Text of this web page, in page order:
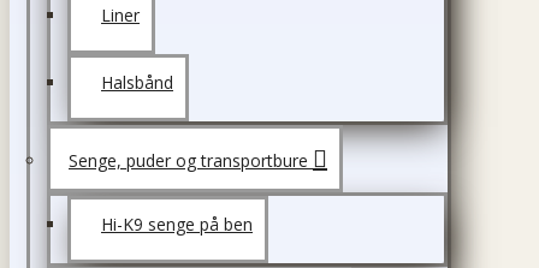
Liner
Halsbånd
Senge, puder og transportbure
Hi-K9 senge på ben